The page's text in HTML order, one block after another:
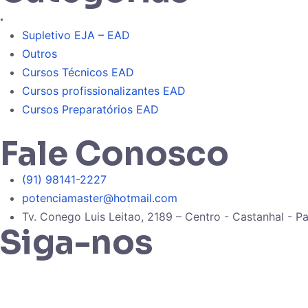
.
Supletivo EJA – EAD
Outros
Cursos Técnicos EAD
Cursos profissionalizantes EAD
Cursos Preparatórios EAD
Fale Conosco
(91) 98141-2227
potenciamaster@hotmail.com
Tv. Conego Luis Leitao, 2189 – Centro - Castanhal -
Siga-nos